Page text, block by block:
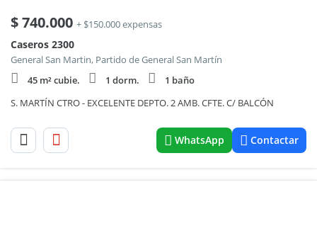
$740.000 + $150.000 expensas
Caseros 2300
General San Martin, Partido de General San Martín
45 m² cubie.
1 dorm.
1 baño
S. MARTÍN CTRO - EXCELENTE DEPTO. 2 AMB. CFTE. C/ BALCÓN
WhatsApp Contactar